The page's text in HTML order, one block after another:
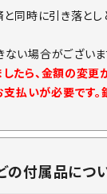
と同時に引き落と
い場合がございま
たら、金額の変
払いが必要です
付属品につ